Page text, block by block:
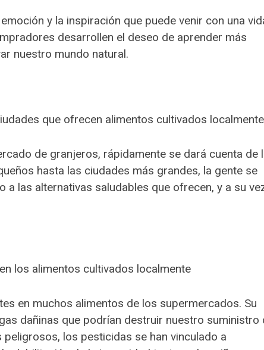
y la inspiración que puede venir con una
desarrollen el deseo de aprender más
nuestro mundo natural.
que ofrecen alimentos cultivados localmente
de granjeros, rápidamente se dará cuenta de
hasta las ciudades más grandes, la gente se
las alternativas saludables que ofrecen, y a su
los alimentos cultivados localmente
en muchos alimentos de los supermercados. Su
dañinas que podrían destruir nuestro suministro
los pesticidas se han vinculado a